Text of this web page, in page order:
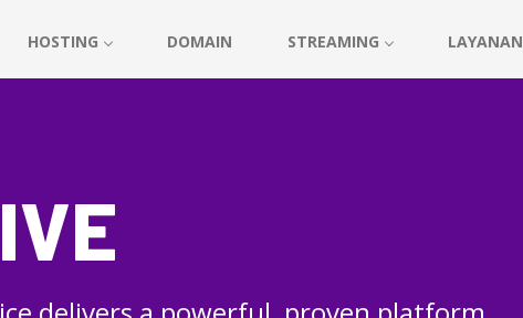
HOSTING DOMAIN STREAMING LAYANAN